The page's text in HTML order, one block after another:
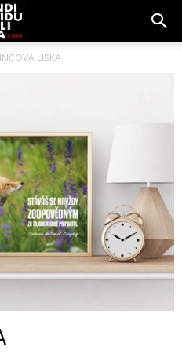
LIŠKA